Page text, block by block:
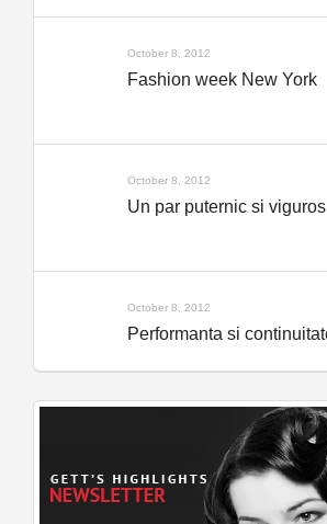
October 8, 2012
Fashion week New York
October 8, 2012
Un par puternic si viguros
October 8, 2012
Performanta si